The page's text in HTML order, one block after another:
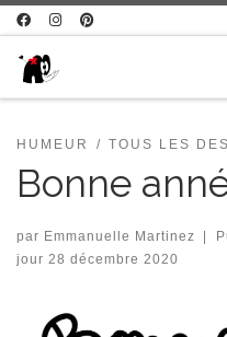
Passer au contenu
HUMEUR TOUS LES
Bonne
par Emmanuelle Martinez |
jour 28 décembre 2020